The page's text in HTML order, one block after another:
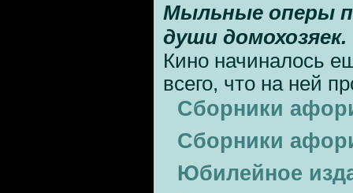
Мыльные оперы
души домохозяек.
Кино начиналось
всего, что на ней
Сборники
Сборники
Юбилейное